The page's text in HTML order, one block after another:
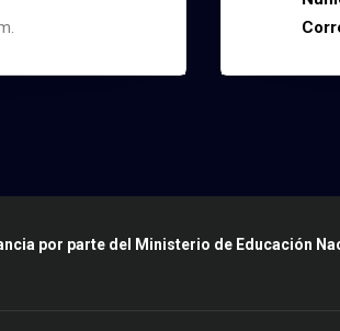
por parte del Ministerio de Educación